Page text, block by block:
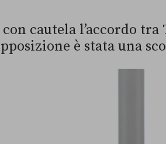
cautela l’accordo
è stata una